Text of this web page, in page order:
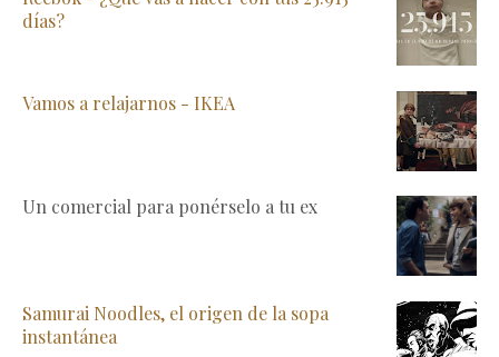
días?
Vamos a relajarnos - IKEA
Un comercial para ponérselo a tu ex
Samurai Noodles, el origen de la sopa
instantánea